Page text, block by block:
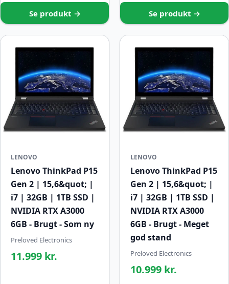
Se produkt → Se produkt →
LENOVO
Lenovo ThinkPad P15
Gen 2 | 15,6&quot; |
i7 | 32GB | 1TB SSD |
NVIDIA RTX A3000
6GB - Brugt - Som ny
Preloved Electronics
11.999 kr.
LENOVO
Lenovo ThinkPad P15
Gen 2 | 15,6&quot; |
i7 | 32GB | 1TB SSD |
NVIDIA RTX A3000
6GB - Brugt - Meget
god stand
Preloved Electronics
10.999 kr.